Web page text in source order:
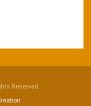
Reserved.